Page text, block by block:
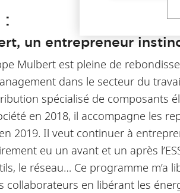
:
un entrepreneur
Mulbert est pleine de
dans le secteur du
spécialisé de composants
en 2018, il accompagne les
en 2019. Il veut continuer à
eu un avant et un après
le réseau… Ce programme m’a
collaborateurs en libérant les